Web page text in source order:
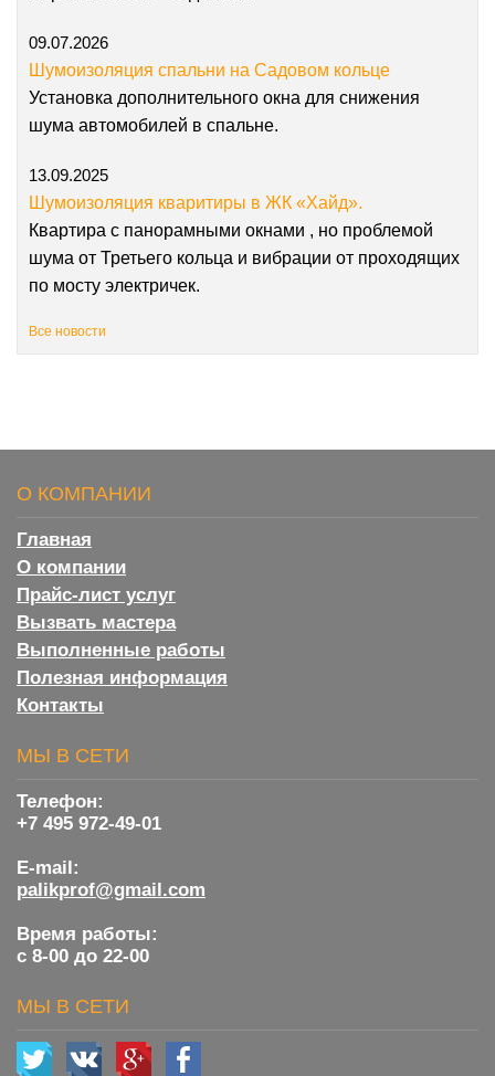
09.07.2026
Шумоизоляция спальни на Садовом кольце
Установка дополнительного окна для снижения
шума автомобилей в спальне.
13.09.2025
Шумоизоляция кваритиры в ЖК «Хайд».
Квартира с панорамными окнами , но проблемой
шума от Третьего кольца и вибрации от проходящих
по мосту электричек.
Все новости
О КОМПАНИИ
Главная
О компании
Прайс-лист услуг
Вызвать мастера
Выполненные работы
Полезная информация
Контакты
МЫ В СЕТИ
МЫ В СЕТИ
Телефон:
+7 495 972-49-01
E-mail:
palikprof@gmail.com
Время работы:
с 8-00 до 22-00